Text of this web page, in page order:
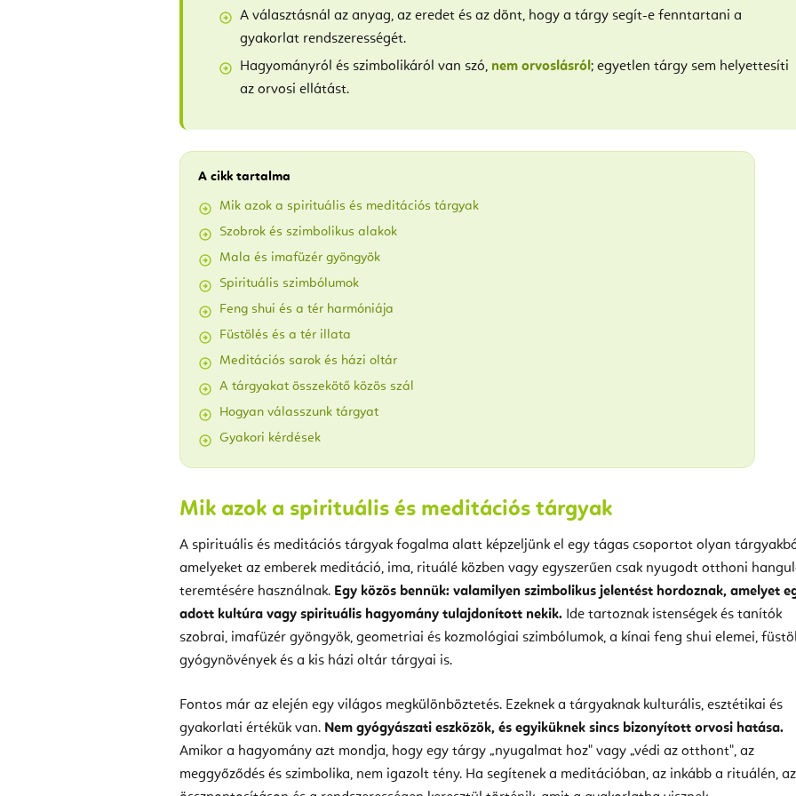
A választásnál az anyag, az eredet és az dönt, hogy a tárgy segít-e fenntartani a
gyakorlat rendszerességét.
Hagyományról és szimbolikáról van szó, nem orvoslásról; egyetlen tárgy sem helyettesíti
az orvosi ellátást.
A cikk tartalma
Mik azok a spirituális és meditációs tárgyak
Szobrok és szimbolikus alakok
Mala és imafüzér gyöngyök
Spirituális szimbólumok
Feng shui és a tér harmóniája
Füstölés és a tér illata
Meditációs sarok és házi oltár
A tárgyakat összekötő közös szál
Hogyan válasszunk tárgyat
Gyakori kérdések
Mik azok a spirituális és meditációs tárgyak
A spirituális és meditációs tárgyak fogalma alatt képzeljünk el egy tágas csoportot olyan
amelyeket az emberek meditáció, ima, rituálé közben vagy egyszerűen csak nyugodt otthoni
teremtésére használnak. Egy közös bennük: valamilyen szimbolikus jelentést hordoznak, amelyet
adott kultúra vagy spirituális hagyomány tulajdonított nekik. Ide tartoznak istenségek és tanítók
szobrai, imafüzér gyöngyök, geometriai és kozmológiai szimbólumok, a kínai feng shui elemei,
gyógynövények és a kis házi oltár tárgyai is.
Fontos már az elején egy világos megkülönböztetés. Ezeknek a tárgyaknak kulturális, esztétikai és
gyakorlati értékük van. Nem gyógyászati eszközök, és egyiküknek sincs bizonyított orvosi hatása.
Amikor a hagyomány azt mondja, hogy egy tárgy „nyugalmat hoz" vagy „védi az otthont", az
meggyőződés és szimbolika, nem igazolt tény. Ha segítenek a meditációban, az inkább a rituálén, az